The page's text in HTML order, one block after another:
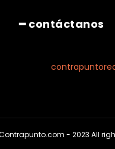
━ contáctanos
- 2023 All